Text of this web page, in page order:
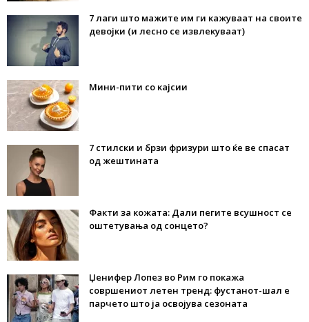
7 лаги што мажите им ги кажуваат на своите
девојки (и лесно се извлекуваат)
Мини-пити со кајсии
7 стилски и брзи фризури што ќе ве спасат
од жештината
Факти за кожата: Дали пегите всушност се
оштетувања од сонцето?
Џенифер Лопез во Рим го покажа
совршениот летен тренд: фустанот-шал е
парчето што ја освојува сезоната